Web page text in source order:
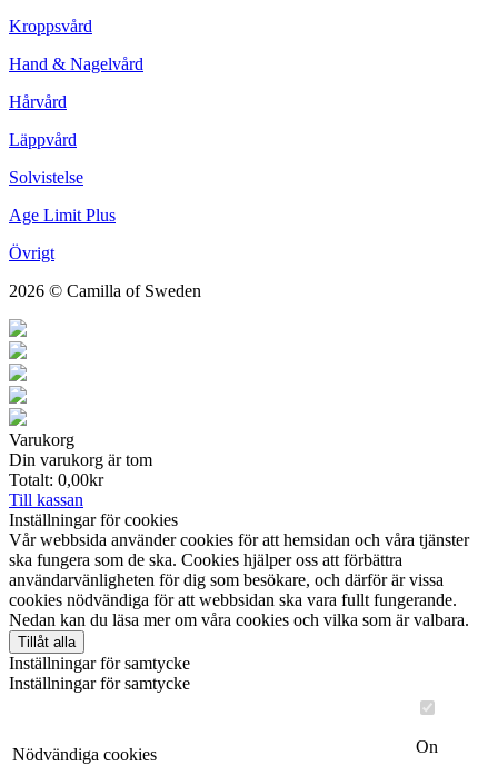
Kroppsvård
Hand & Nagelvård
Hårvård
Läppvård
Solvistelse
Age Limit Plus
Övrigt
2026 © Camilla of Sweden
Varukorg
Din varukorg är tom
Totalt: 0,00kr
Till kassan
Inställningar för cookies
Vår webbsida använder cookies för att hemsidan och våra tjänster
ska fungera som de ska. Cookies hjälper oss att förbättra
användarvänligheten för dig som besökare, och därför är vissa
cookies nödvändiga för att webbsidan ska vara fullt fungerande.
Nedan kan du läsa mer om våra cookies och vilka som är valbara.
Tillåt alla
Inställningar för samtycke
Inställningar för samtycke
Nödvändiga cookies
On